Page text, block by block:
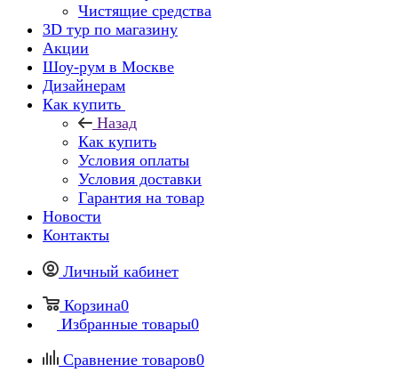
Чистящие средства
3D тур по магазину
Акции
Шоу-рум в Москве
Дизайнерам
Как купить
Назад
Как купить
Условия оплаты
Условия доставки
Гарантия на товар
Новости
Контакты
Личный кабинет
Корзина0
Избранные товары0
Сравнение товаров0